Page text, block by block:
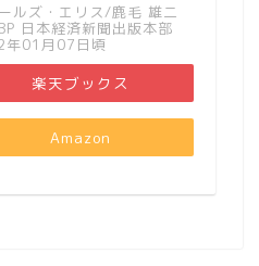
ルズ・エリス/鹿毛 雄二
日本経済新聞出版本部
年01月07日頃
楽天ブックス
Amazon